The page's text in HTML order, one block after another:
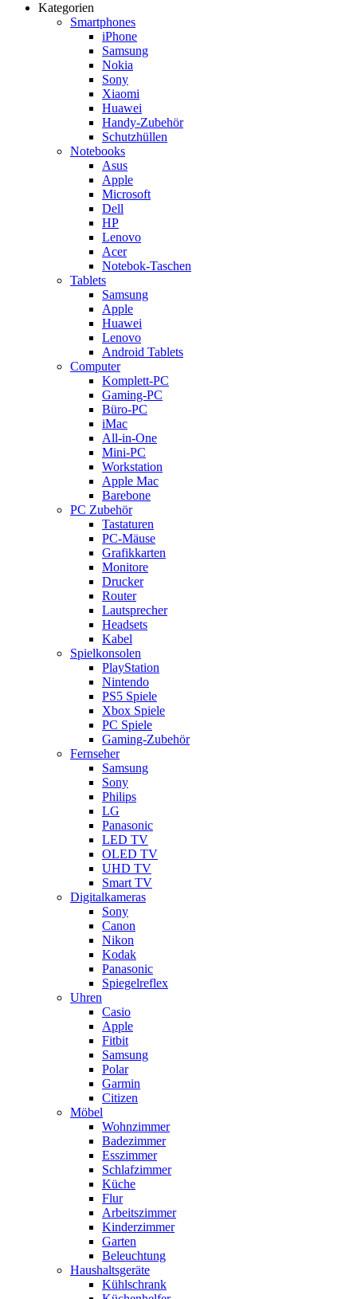
Kategorien
Smartphones
iPhone
Samsung
Nokia
Sony
Xiaomi
Huawei
Handy-Zubehör
Schutzhüllen
Notebooks
Asus
Apple
Microsoft
Dell
HP
Lenovo
Acer
Notebok-Taschen
Tablets
Samsung
Apple
Huawei
Lenovo
Android Tablets
Computer
Komplett-PC
Gaming-PC
Büro-PC
iMac
All-in-One
Mini-PC
Workstation
Apple Mac
Barebone
PC Zubehör
Tastaturen
PC-Mäuse
Grafikkarten
Monitore
Drucker
Router
Lautsprecher
Headsets
Kabel
Spielkonsolen
PlayStation
Nintendo
PS5 Spiele
Xbox Spiele
PC Spiele
Gaming-Zubehör
Fernseher
Samsung
Sony
Philips
LG
Panasonic
LED TV
OLED TV
UHD TV
Smart TV
Digitalkameras
Sony
Canon
Nikon
Kodak
Panasonic
Spiegelreflex
Uhren
Casio
Apple
Fitbit
Samsung
Polar
Garmin
Citizen
Möbel
Wohnzimmer
Badezimmer
Esszimmer
Schlafzimmer
Küche
Flur
Arbeitszimmer
Kinderzimmer
Garten
Beleuchtung
Haushaltsgeräte
Kühlschrank